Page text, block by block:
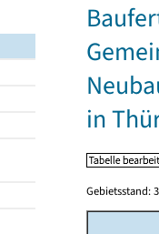
in
Gebietsstand: